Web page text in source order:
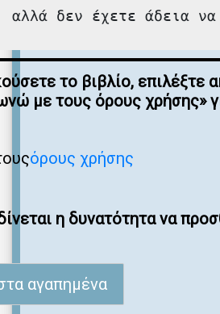
αλλά δεν έχετε άδεια
το βιβλίο, επιλέξτε
με τους όρους χρήσης»
όρους χρήσης
η δυνατότητα να
αγαπημένα